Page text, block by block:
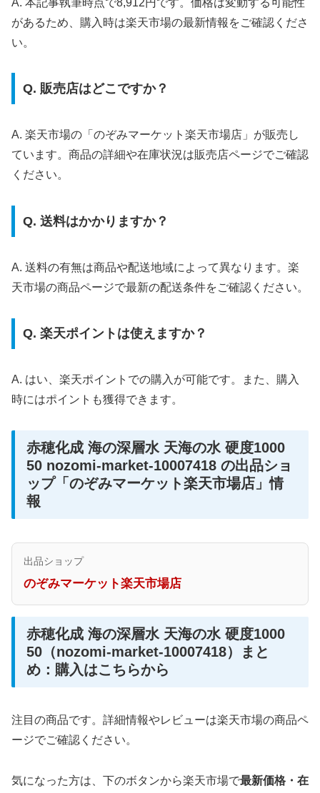
があるため、購入時は楽天市場の最新情報をご確認くださ
い。
Q. 販売店はどこですか？
A. 楽天市場の「のぞみマーケット楽天市場店」が販売し
ています。商品の詳細や在庫状況は販売店ページでご確認
ください。
Q. 送料はかかりますか？
A. 送料の有無は商品や配送地域によって異なります。楽
天市場の商品ページで最新の配送条件をご確認ください。
Q. 楽天ポイントは使えますか？
A. はい、楽天ポイントでの購入が可能です。また、購入
時にはポイントも獲得できます。
赤穂化成 海の深層水 天海の水 硬度1000
50 nozomi-market-10007418 の出品ショ
ップ「のぞみマーケット楽天市場店」情
報
出品ショップ
のぞみマーケット楽天市場店
赤穂化成 海の深層水 天海の水 硬度1000
50（nozomi-market-10007418）まと
め：購入はこちらから
注目の商品です。詳細情報やレビューは楽天市場の商品ペ
ージでご確認ください。
気になった方は、下のボタンから楽天市場で最新価格・在